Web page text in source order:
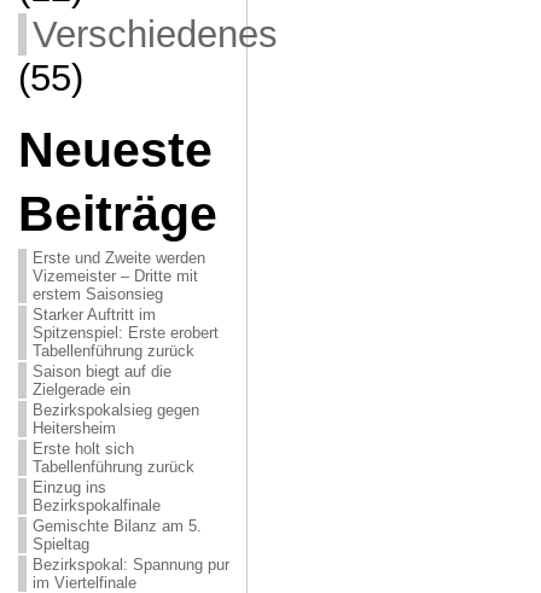
Verschiedenes
(55)
Neueste
Beiträge
Erste und Zweite werden
Vizemeister – Dritte mit
erstem Saisonsieg
Starker Auftritt im
Spitzenspiel: Erste erobert
Tabellenführung zurück
Saison biegt auf die
Zielgerade ein
Bezirkspokalsieg gegen
Heitersheim
Erste holt sich
Tabellenführung zurück
Einzug ins
Bezirkspokalfinale
Gemischte Bilanz am 5.
Spieltag
Bezirkspokal: Spannung pur
im Viertelfinale